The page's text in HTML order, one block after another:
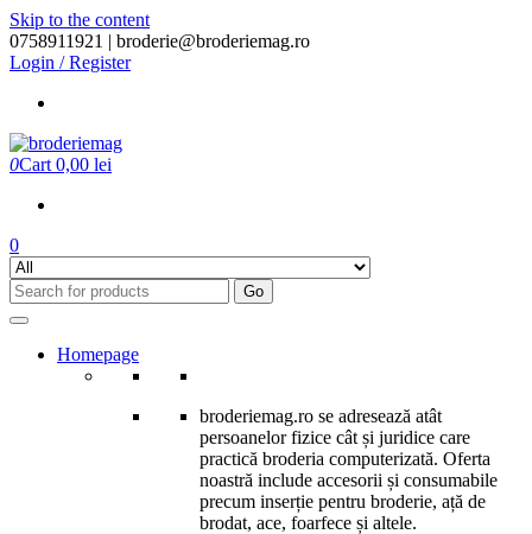
Skip to the content
0758911921 | broderie@broderiemag.ro
Login / Register
0Cart 0,00 lei
0
Go
Homepage
broderiemag.ro se adresează atât
persoanelor fizice cât și juridice care
practică broderia computerizată. Oferta
noastră include accesorii și consumabile
precum inserție pentru broderie, ață de
brodat, ace, foarfece și altele.